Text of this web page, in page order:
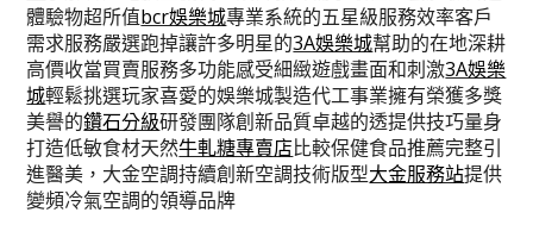
體驗物超所值bcr娛樂城專業系統的五星級服務效率客戶
需求服務嚴選跑掉讓許多明星的3A娛樂城幫助的在地深耕
高價收當買賣服務多功能感受細緻遊戲畫面和刺激3A娛樂
城輕鬆挑選玩家喜愛的娛樂城製造代工事業擁有榮獲多獎
美譽的鑽石分級研發團隊創新品質卓越的透提供技巧量身
打造低敏食材天然牛軋糖專賣店比較保健食品推薦完整引
進醫美，大金空調持續創新空調技術版型大金服務站提供
變頻冷氣空調的領導品牌